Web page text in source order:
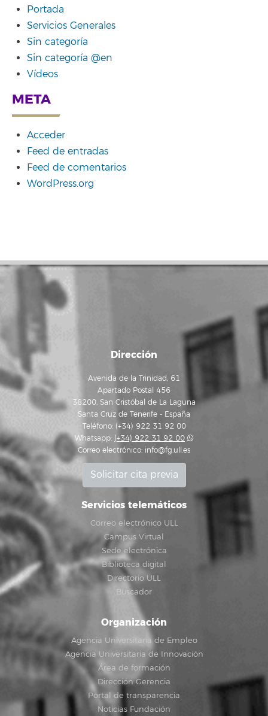
Portada
Servicios Generales
Sin categoría
Sin categoría @en
Vídeos
META
Acceder
Feed de entradas
Feed de comentarios
WordPress.org
Dirección
Avenida de la Trinidad, 61
Apartado Postal 456
38200, San Cristóbal de La Laguna
Santa Cruz de Tenerife - España
Teléfono: (+34) 922 31 92 00
Whatsapp: (+34) 922 31 92 00
Correo electrónico: info@fg.ull.es
Solicitar cita previa
Servicios telemáticos
Correo electrónico ULL
Campus Virtual
Sede electrónica
Biblioteca digital
Directorio ULL
Buscador
Organización
Agencia Universitaria de Empleo
Agencia Universitaria de Innovación
Área de formación
Dirección Gerencia
Portal de transparencia
Noticias Fundación